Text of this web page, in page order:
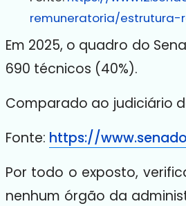
remuneratoria/estrutura-
Em 2025, o quadro do
690 técnicos (40%).
Comparado ao judiciário
Fonte: https://
Por todo o exposto,
nenhum órgão da